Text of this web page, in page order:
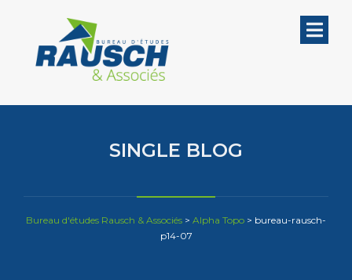
SINGLE BLOG
Bureau d'études Rausch & Associés > Alpha Topo > bureau-rausch-
p14-07